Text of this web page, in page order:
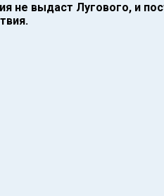
не выдаст Лугового, и